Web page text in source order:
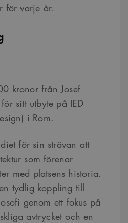
för varje år.
kronor från Josef
sitt utbyte på IED
i Rom.
för sin strävan att
som förenar
med platsens historia.
tydlig koppling till
genom ett fokus på
avtrycket och en